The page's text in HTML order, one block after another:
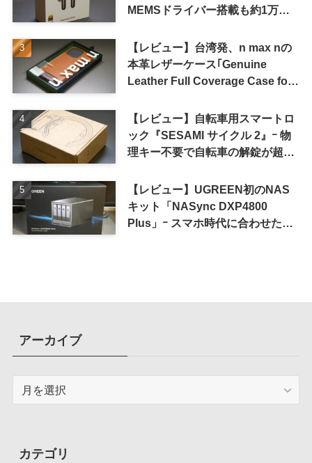
MEMSドライバー搭載も約1万円
【レビュー】台湾発、n max nの
本革レザーケース｢Genuine
Leather Full Coverage Case for
【レビュー】自転車用スマートロ
ック『SESAMI サイクル 2』ｰ 物
理キー不要で自転車の解錠が超簡
【レビュー】UGREEN初のNAS
キット「NASync DXP4800
Plus」ｰ スマホ時代に合わせた設
アーカイブ
ブカテゴリ